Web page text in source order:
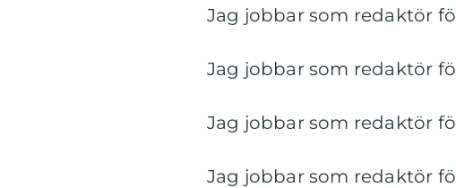
Jag jobbar som redaktör
Jag jobbar som redaktör
Jag jobbar som redaktör
Jag jobbar som redaktör